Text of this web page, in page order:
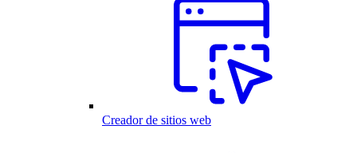
Creador de sitios web